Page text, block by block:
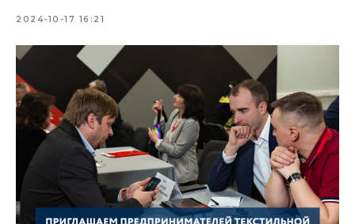
2024-10-17 16:21